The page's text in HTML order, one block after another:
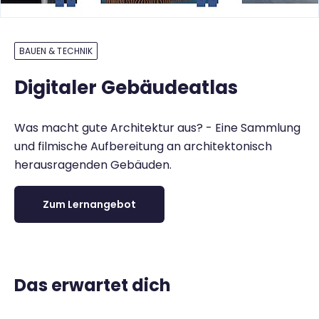
BAUEN & TECHNIK
Digitaler Gebäudeatlas
Was macht gute Architektur aus? - Eine Sammlung
und filmische Aufbereitung an architektonisch
herausragenden Gebäuden.
Zum Lernangebot
Das erwartet dich